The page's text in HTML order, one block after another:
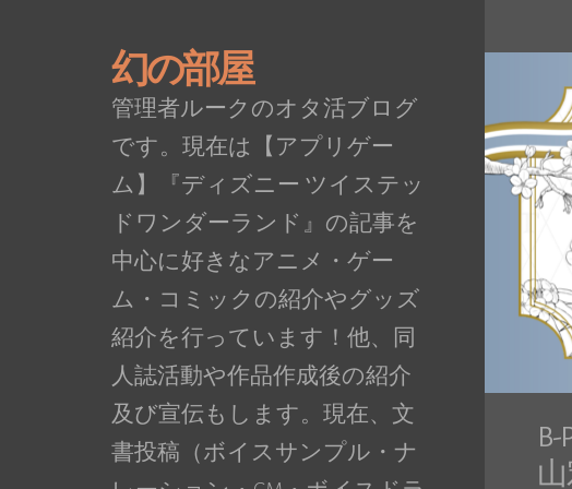
幻の部屋
管理者ルークのオタ活ブログ
です。現在は【アプリゲー
ム】『ディズニー ツイステッ
ドワンダーランド』の記事を
中心に好きなアニメ・ゲー
ム・コミックの紹介やグッズ
紹介を行っています！他、同
人誌活動や作品作成後の紹介
及び宣伝もします。現在、文
書投稿（ボイスサンプル・ナ
B-